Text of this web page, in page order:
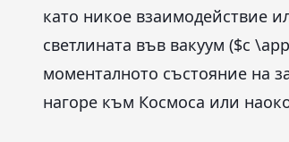
като никое взаимодействие
светлината във вакуум ($c
моменталното състояние на
нагоре към Космоса или